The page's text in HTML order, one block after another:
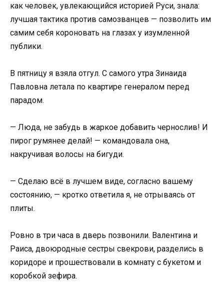
как человек, увлекающийся историей Руси, знала:
лучшая тактика против самозванцев — позволить им
самим себя короновать на глазах у изумленной
публики.
В пятницу я взяла отгул. С самого утра Зинаида
Павловна летала по квартире генералом перед
парадом.
— Люда, не забудь в жаркое добавить чернослив! И
пирог румянее делай! — командовала она,
накручивая волосы на бигуди.
— Сделаю всё в лучшем виде, согласно вашему
состоянию, — кротко ответила я, не отрываясь от
плиты.
Ровно в три часа в дверь позвонили. Валентина и
Раиса, двоюродные сестры свекрови, разделись в
коридоре и прошествовали в комнату с букетом и
коробкой зефира.